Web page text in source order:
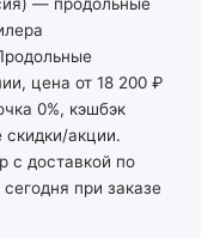
(812) 213-31-35).
цена от 18 200 ₽
0%, кэшбэк
скидки/акции.
с доставкой по
при заказе